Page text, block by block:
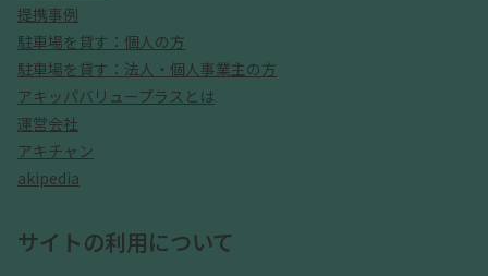
提携事例
駐車場を貸す：個人の方
駐車場を貸す：法人・個人事業主の方
アキッパバリュープラスとは
運営会社
アキチャン
akipedia
サイトの利用について